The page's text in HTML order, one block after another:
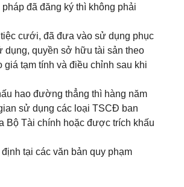
đã đăng ký thì không phải
cưới, đã đưa vào sử dụng phục
dụng, quyền sở hữu tài sản theo
tạm tính và điều chỉnh sau khi
hao đường thẳng thì hàng năm
sử dụng các loại TSCĐ ban
Bộ Tài chính hoặc được trích khấu
tại các văn bản quy phạm